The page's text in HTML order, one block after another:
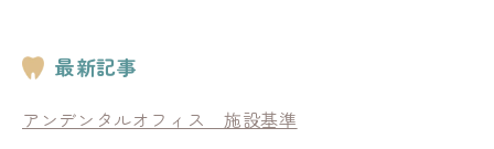
最新記事
アンデンタルオフィス 施設基準